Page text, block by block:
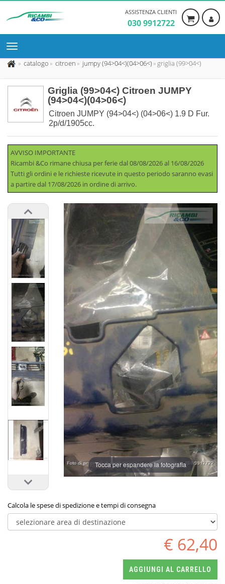
ASSISTENZA CLIENTI
030 9912722
catalogo citroen jumpy (94>04<)(04>06<) griglia (99>04<)
Griglia (99>04<) Citroen JUMPY
(94>04<)(04>06<)
Citroen JUMPY (94>04<) (04>06<) 1.9 D Fur.
2p/d/1905cc.
AVVISO IMPORTANTE
Ricambi &Co rimane chiusa per ferie dal 08/08/2026 al 16/08/2026
Tutti gli ordini e le richieste ricevute in questo periodo saranno evasi
a partire dal 17/08/2026 in ordine di arrivo.
Tocca per espandere la fotografia
Calcola le spese di spedizione e tempi di consegna
€ 62,40
AGGIUNGI AL CARRELLO